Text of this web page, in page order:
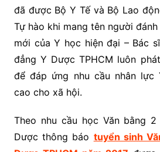
đã được Bộ Y Tế và Bộ Lao
Tự hào khi mang tên người
mới của Y học hiện đại – Bác
đẳng Y Dược TPHCM luôn
để đáp ứng nhu cầu nhân lực
cao cho xã hội.
Theo nhu cầu học Văn bằng
Dược thông báo tuyển sinh